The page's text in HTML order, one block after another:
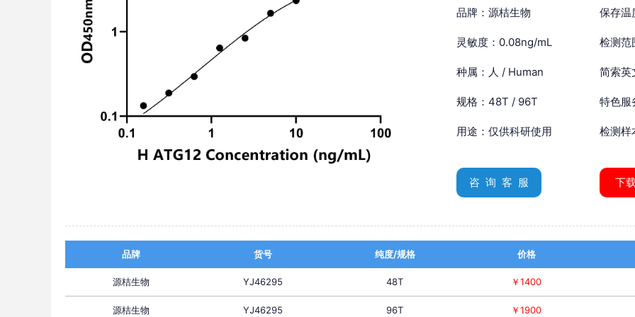
品牌：源桔生物 保存
灵敏度：0.08ng/mL 检测范
种属：人 / Human 简索英
规格：48T / 96T 特色服
用途：仅供科研使用 检测样
咨 询 客 服 下
品牌 货号 纯度/规格 价格
源桔生物 YJ46295 48T ￥1400
源桔生物 YJ46295 96T ￥1900